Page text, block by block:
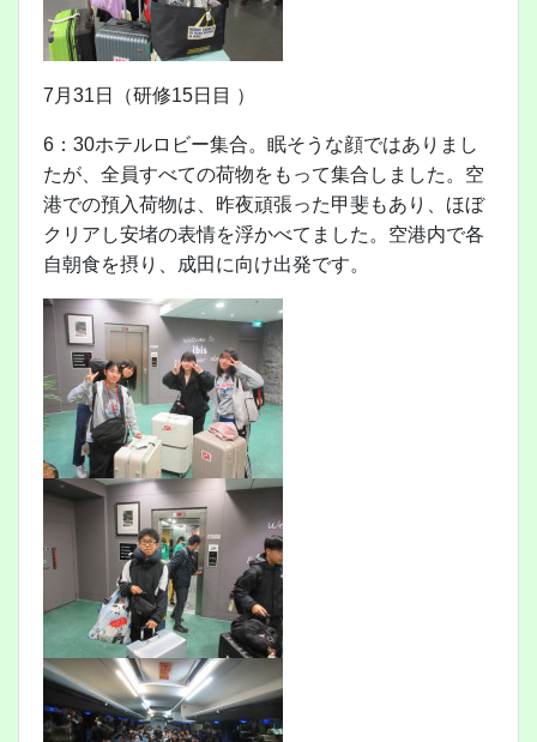
7月31日（研修15日目 ）
6：30ホテルロビー集合。眠そうな顔ではありまし
たが、全員すべての荷物をもって集合しました。空
港での預入荷物は、昨夜頑張った甲斐もあり、ほぼ
クリアし安堵の表情を浮かべてました。空港内で各
自朝食を摂り、成田に向け出発です。